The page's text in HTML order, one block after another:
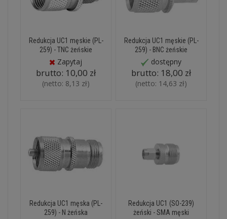
Redukcja UC1 męskie (PL-
259) - TNC żeńskie
Zapytaj
brutto: 10,00 zł
(netto: 8,13 zł)
Redukcja UC1 męskie (PL-
259) - BNC żeńskie
dostępny
brutto: 18,00 zł
(netto: 14,63 zł)
Redukcja UC1 męska (PL-
259) - N żeńska
Redukcja UC1 (SO-239)
żeński - SMA męski